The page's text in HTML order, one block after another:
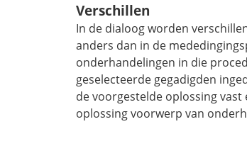
Verschillen
In de dialoog worden
anders dan in de
onderhandelingen in die
geselecteerde gegadigden
de voorgestelde oplossing
oplossing voorwerp van